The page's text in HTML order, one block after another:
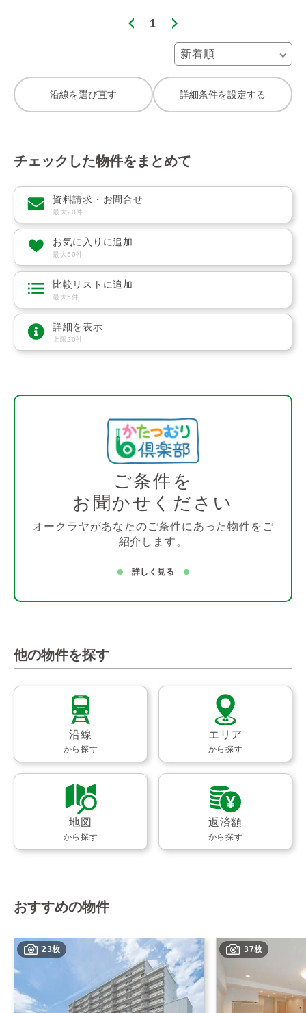
1
沿線を選び直す 詳細条件を設定する
チェックした物件をまとめて
資料請求・お問合せ
最大20件
お気に入りに追加
最大50件
比較リストに追加
最大5件
詳細を表示
上限20件
ご条件を
お聞かせください
オークラヤがあなたのご条件にあった物件をご
紹介します。
詳しく見る
他の物件を探す
沿線
から探す
エリア
から探す
地図
から探す
返済額
から探す
おすすめの物件
23枚 37枚